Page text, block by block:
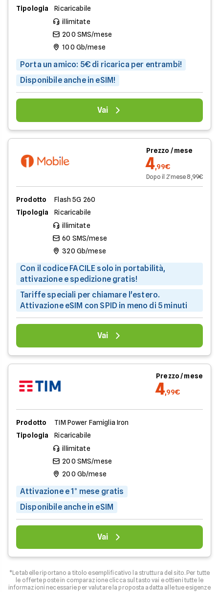
Tipologia
Ricaricabile
illimitate
200 SMS/mese
100 Gb/mese
Porta un amico: 5€ di ricarica per entrambi!
Disponibile anche in eSIM!
Vai
Prezzo / mese
4,99€
Dopo il 2̊ mese 8,99€
Prodotto
Flash 5G 260
Tipologia
Ricaricabile
illimitate
60 SMS/mese
320 Gb/mese
Con il codice FACILE solo in portabilità,
attivazione e spedizione gratis!
Tariffe speciali per chiamare l'estero.
Attivazione eSIM con SPID in meno di 5 minuti
Vai
Prezzo / mese
4,99€
Prodotto
TIM Power Famiglia Iron
Tipologia
Ricaricabile
illimitate
200 SMS/mese
200 Gb/mese
Attivazione e 1° mese gratis
Disponibile anche in eSIM
Vai
*Le tabelle riportano a titolo esemplificativo la struttura del sito. Per tutte
le offerte poste in comparazione clicca sul tasto vai e ottieni tutte le
informazioni necessarie per valutare la proposta adatta alle tue esigenze